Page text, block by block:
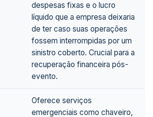
despesas fixas e o lucro
líquido que a empresa deixaria
de ter caso suas operações
fossem interrompidas por um
sinistro coberto. Crucial para a
recuperação financeira pós-
evento.
Oferece serviços
emergenciais como chaveiro,